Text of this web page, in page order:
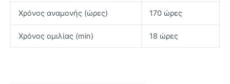
Χρόνος αναμονής (ώρες) 170 ώρες
Χρόνος ομιλίας (min) 18 ώρες